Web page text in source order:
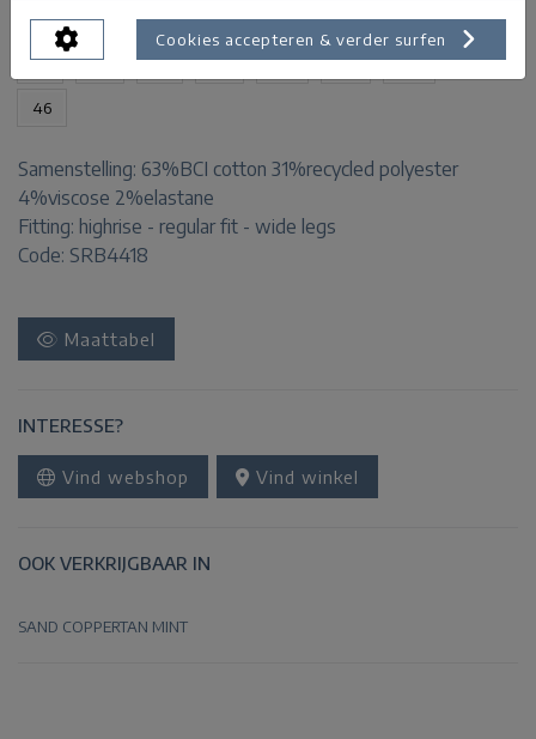
BESCHIKBARE MATEN:
32 34 36 38 40 42 44
46
Samenstelling: 63%BCI cotton 31%recycled polyester
4%viscose 2%elastane
Fitting: highrise - regular fit - wide legs
Code: SRB4418
Maattabel
INTERESSE?
Vind webshop Vind winkel
OOK VERKRIJGBAAR IN
SAND COPPERTAN MINT
Cookies accepteren & verder surfen